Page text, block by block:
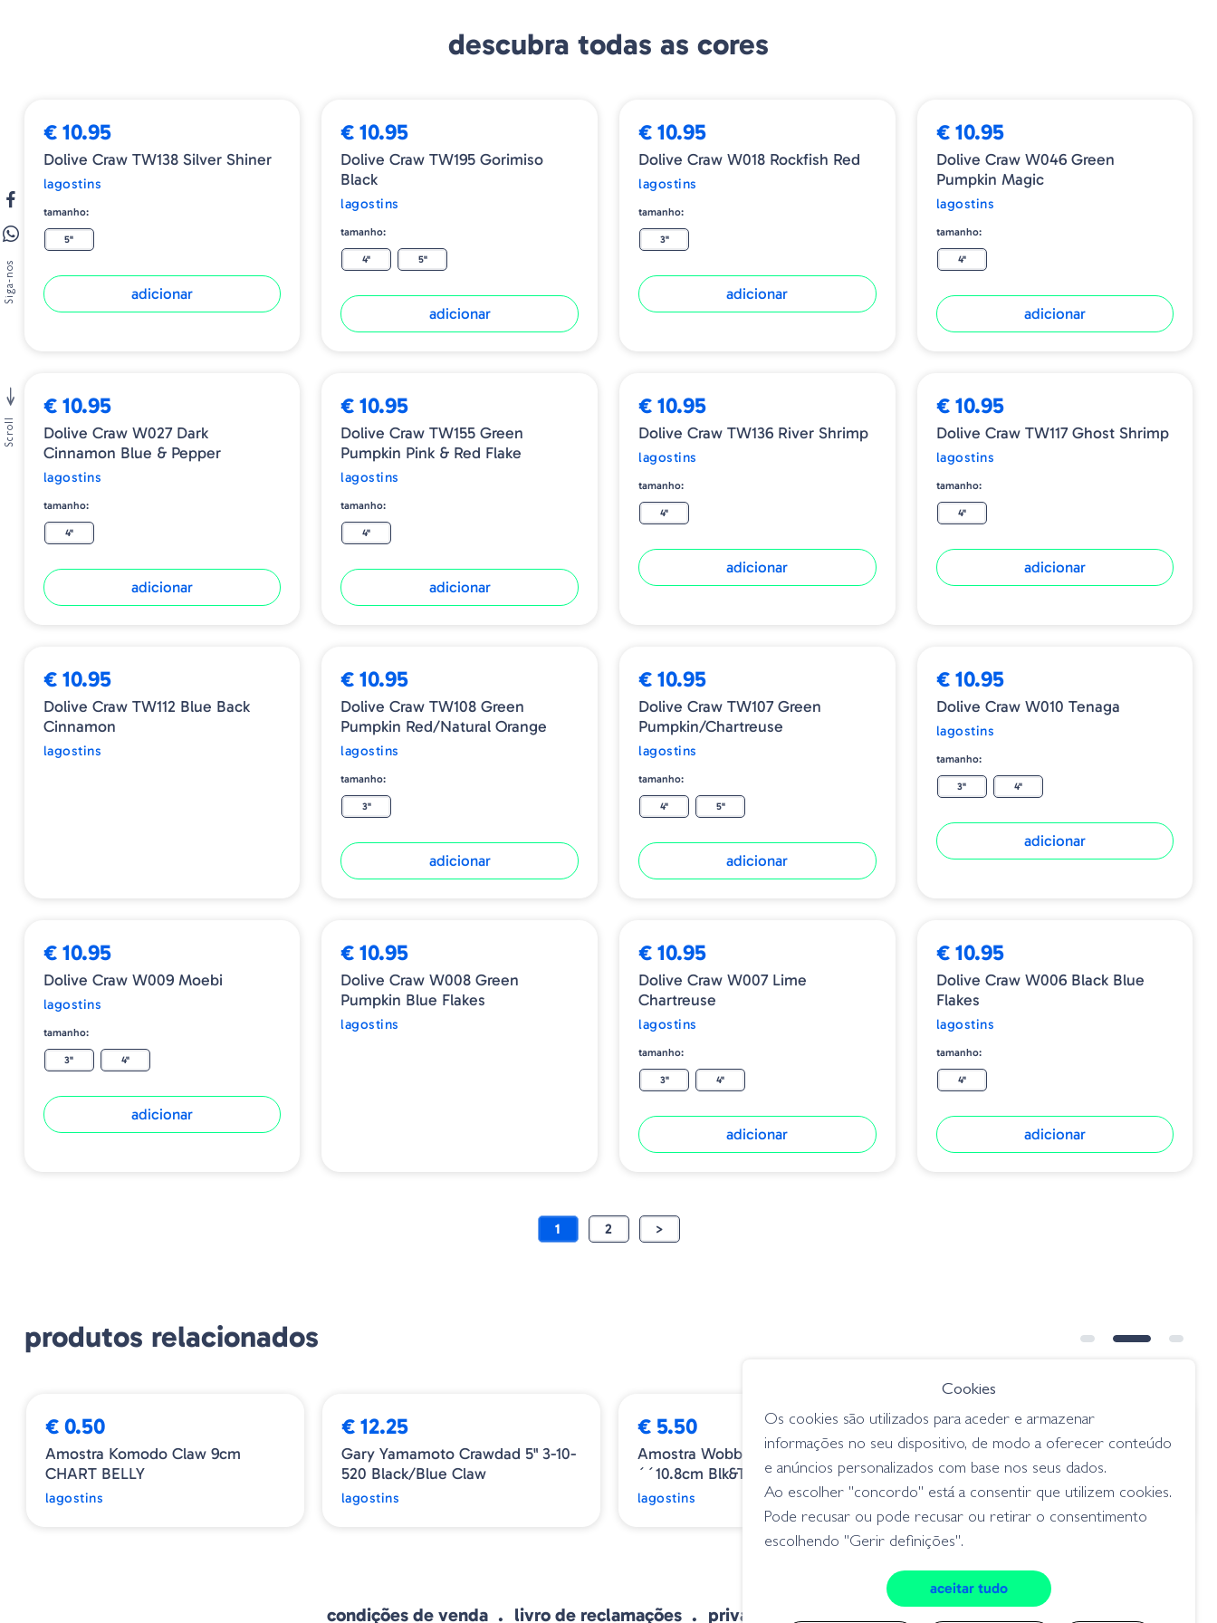
diversidade é o que atrai os bass. Durante cada uma das fases, o Dolive
descubra todas as cores
€ 10.95
Dolive Craw TW138 Silver Shiner
lagostins
tamanho:
5"
adicionar
€ 10.95
Dolive Craw TW195 Gorimiso
Black
lagostins
tamanho:
4" 5"
adicionar
€ 10.95
Dolive Craw W018 Rockfish Red
lagostins
tamanho:
3"
adicionar
€ 10.95
Dolive Craw W046 Green
Pumpkin Magic
lagostins
tamanho:
4"
adicionar
€ 10.95
Dolive Craw W027 Dark
Cinnamon Blue & Pepper
lagostins
tamanho:
4"
adicionar
€ 10.95
Dolive Craw TW155 Green
Pumpkin Pink & Red Flake
lagostins
tamanho:
4"
adicionar
€ 10.95
Dolive Craw TW136 River Shrimp
lagostins
tamanho:
4"
adicionar
€ 10.95
Dolive Craw TW117 Ghost Shrimp
lagostins
tamanho:
4"
adicionar
€ 10.95
Dolive Craw TW112 Blue Back
Cinnamon
lagostins
€ 10.95
Dolive Craw TW108 Green
Pumpkin Red/Natural Orange
lagostins
tamanho:
3"
adicionar
€ 10.95
Dolive Craw TW107 Green
Pumpkin/Chartreuse
lagostins
tamanho:
4" 5"
adicionar
€ 10.95
Dolive Craw W010 Tenaga
lagostins
tamanho:
3" 4"
adicionar
€ 10.95
Dolive Craw W009 Moebi
lagostins
tamanho:
3" 4"
adicionar
€ 10.95
Dolive Craw W008 Green
Pumpkin Blue Flakes
lagostins
€ 10.95
Dolive Craw W007 Lime
Chartreuse
lagostins
tamanho:
3" 4"
adicionar
€ 10.95
Dolive Craw W006 Black Blue
Flakes
lagostins
tamanho:
4"
adicionar
1 2 >
produtos relacionados
€ 0.50
Amostra Komodo Claw 9cm
CHART BELLY
lagostins
€ 12.25
Gary Yamamoto Crawdad 5" 3-10-
520 Black/Blue Claw
lagostins
€ 5.50
Amostra Wobb.craw 4.25
´´10.8cm Blk&tan 16
lagostins
€ 9.45
Amostra Ring Shrimp 001
WATERMELON SEED
lagostins
Siga-nos
Scroll
condições de venda livro de reclamações privacidade
Cookies
Os cookies são utilizados para aceder e armazenar
informações no seu dispositivo, de modo a oferecer conteúdo
e anúncios personalizados com base nos seus dados.
Ao escolher "concordo" está a consentir que utilizem cookies.
Pode recusar ou pode recusar ou retirar o consentimento
escolhendo "Gerir definições".
aceitar tudo